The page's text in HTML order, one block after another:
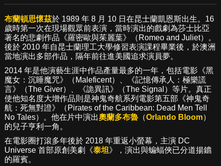
布蘭頓思懷茲於 1989 年 8 月 10 日在昆士蘭凱恩斯出生。16
歲時第一次在現場觀眾前表演，當時演出的戲劇為莎士比亞
著名的悲劇作品《羅密歐與茱麗葉》（Romeo and Juliet）。
後於 2010 年自昆士蘭理工大學修習表演課程畢業後，於澳洲
當地演出多部作品，隔年前往進美國追求演員夢。
2014 年是他演藝生涯中作品產量最多的一年，包括電影《黑
魔女：沉睡魔咒》（Maleficent）、《記憶傳承人：極樂謊
言》（The Giver）、《詭異訊》（The Signal）等片。真正
使他知名度大增作品則是神鬼奇航系列電影第五部《神鬼奇
航：死無對證》（Pirates of the Caribbean: Dead Men Tell
No Tales）。他在片中演出奧蘭多布魯（Orlando Bloom）
的兒子亨利一角。
在電影圈打滾多年後於 2018 年重返小螢幕，主演 DC
Universe 首部原創美劇《泰坦》，演出與蝙蝠俠已分道揚鑣
的羅賓。